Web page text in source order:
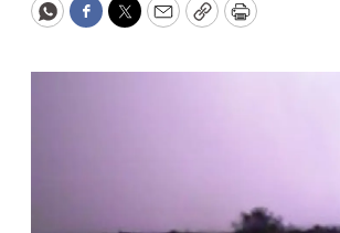
WhatsApp
Facebook
Twitter
EmailCopyPrint